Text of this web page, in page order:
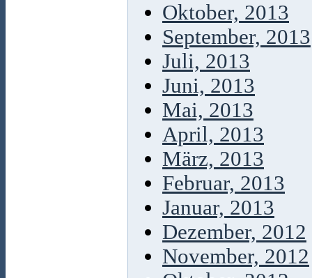
Oktober, 2013
September, 2013
Juli, 2013
Juni, 2013
Mai, 2013
April, 2013
März, 2013
Februar, 2013
Januar, 2013
Dezember, 2012
November, 2012